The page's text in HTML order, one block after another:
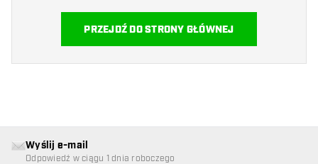
PRZEJDŹ DO STRONY GŁÓWNEJ
Wyślij e-mail
Odpowiedź w ciągu 1 dnia roboczego